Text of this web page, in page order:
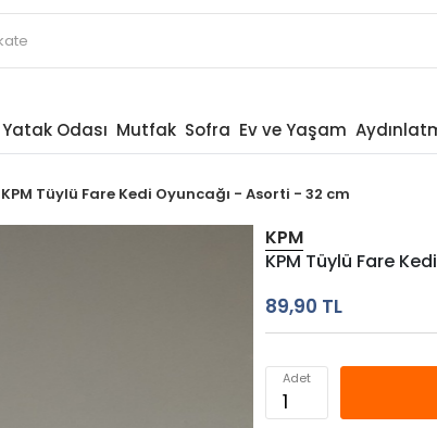
Yatak Odası Mutfak Sofra Ev ve Yaşam
KPM Tüylü Fare Kedi Oyuncağı - Asorti - 32 cm
KPM
KPM Tüylü Fare
89,90 TL
Adet